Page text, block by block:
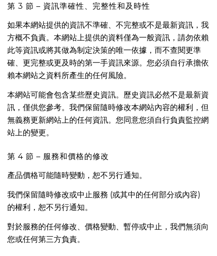
第 3 節 – 資訊準確性、完整性和及時性
如果本網站提供的資訊不準確、不完整或不是最新資訊，我
方概不負責。本網站上提供的資料僅為一般資訊，請勿依賴
此等資訊或將其做為制定決策的唯一依據，而不查閱更準
確、更完整或更及時的第一手資訊來源。您必須自行承擔依
賴本網站之資料所產生的任何風險。
本網站可能會包含某些歷史資訊。歷史資訊必然不是最新資
訊，僅供您參考。我們保留隨時修改本網站內容的權利，但
無義務更新網站上的任何資訊。您同意您須自行負責監控網
站上的變更。
第 4 節 – 服務和價格的修改
產品價格可能隨時變動，恕不另行通知。
我們保留隨時修改或中止服務 (或其中的任何部分或內容)
的權利，恕不另行通知。
對於服務的任何修改、價格變動、暫停或中止，我們無須向
您或任何第三方負責。